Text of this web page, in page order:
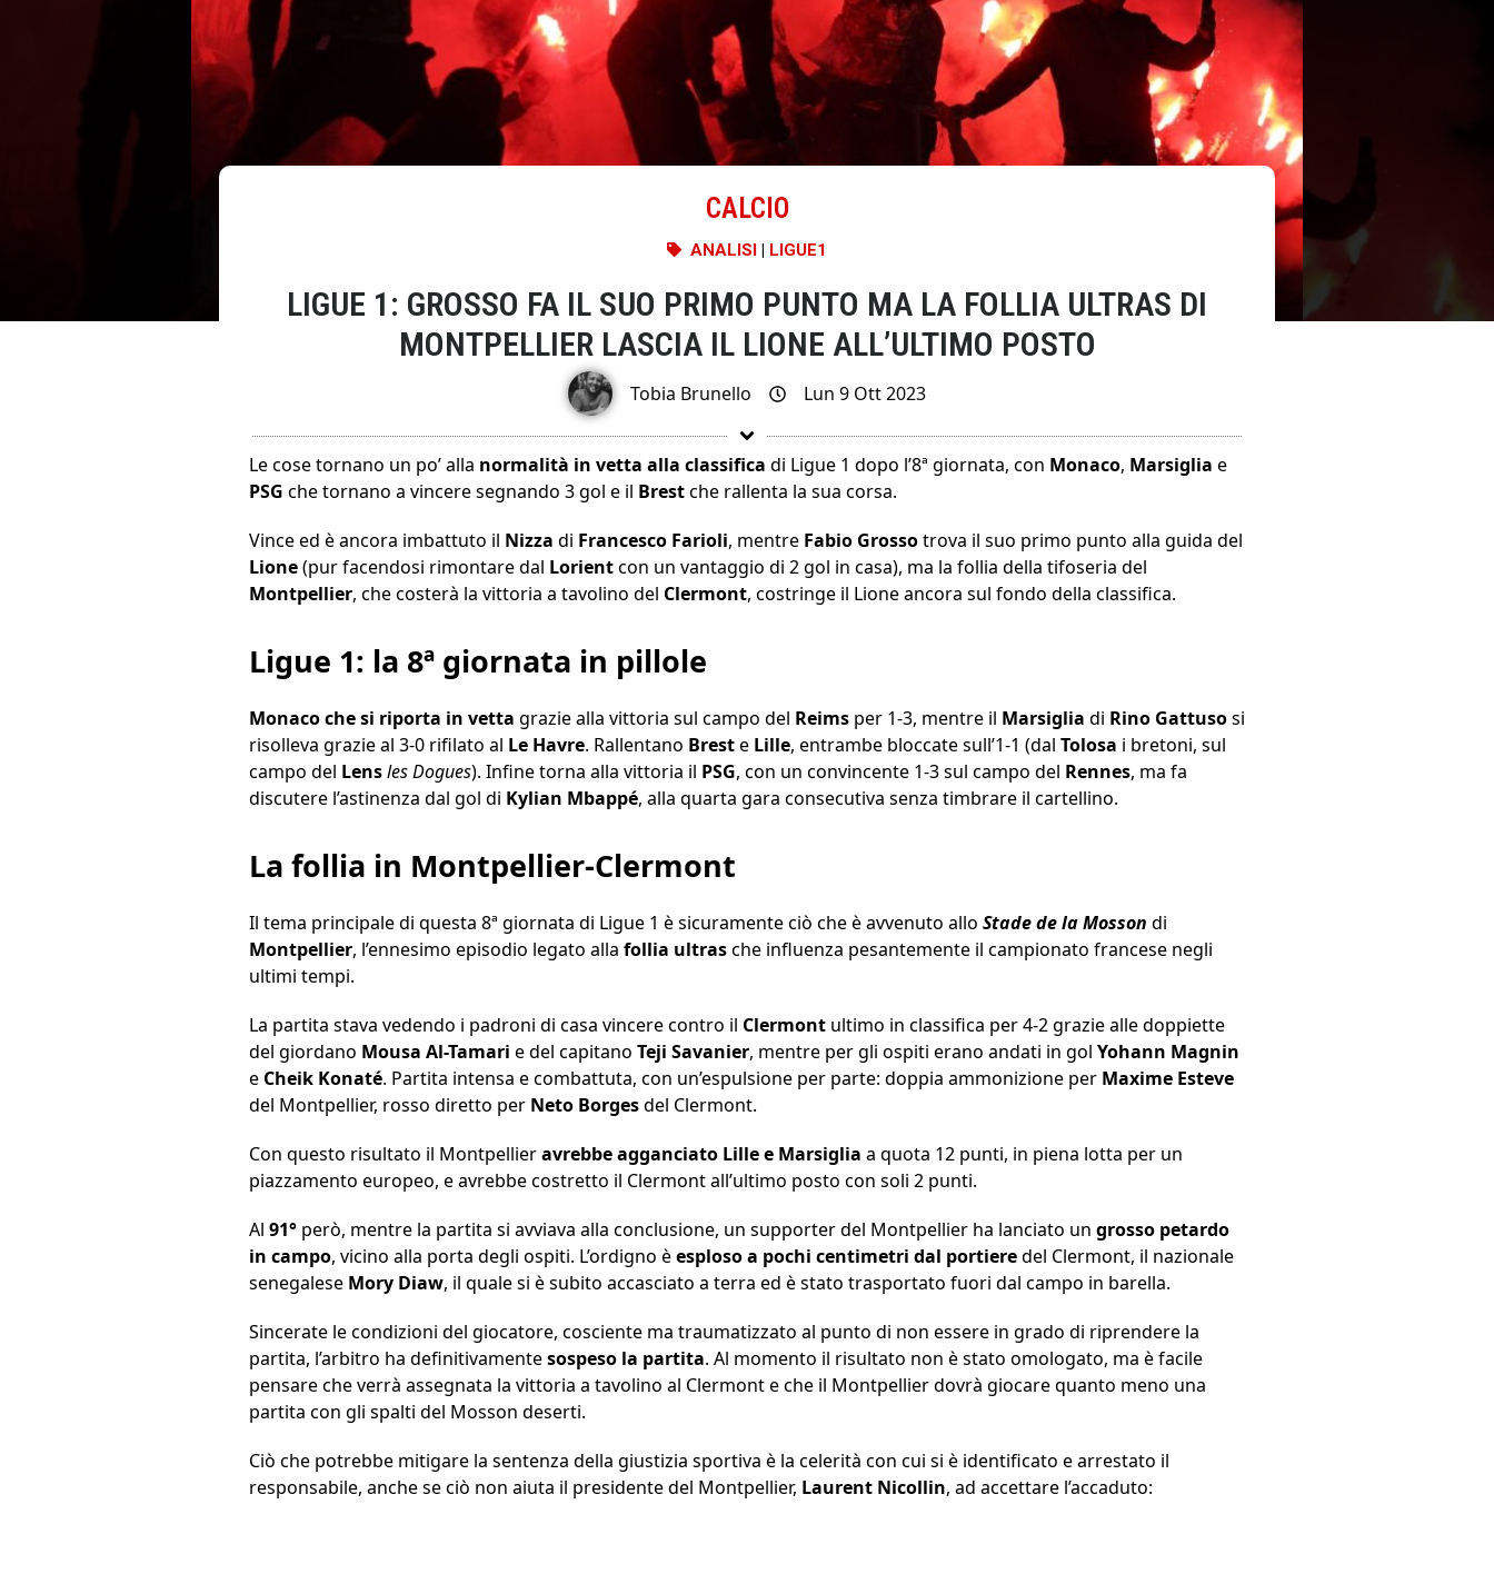
CALCIO
ANALISI | LIGUE1
LIGUE 1: GROSSO FA IL SUO PRIMO PUNTO MA LA FOLLIA ULTRAS DI
MONTPELLIER LASCIA IL LIONE ALL’ULTIMO POSTO
Tobia Brunello Lun 9 Ott 2023
Le cose tornano un po’ alla normalità in vetta alla classifica di Ligue 1 dopo l’8ª giornata, con Monaco, Marsiglia e
PSG che tornano a vincere segnando 3 gol e il Brestche rallenta la sua corsa.
Vince ed è ancora imbattuto il Nizza di Francesco Farioli, mentre Fabio Grossotrova il suo primo punto alla guida del
Lione(pur facendosi rimontare dal Lorientcon un vantaggio di 2 gol in casa), ma la follia della tifoseria del
Montpellier, che costerà la vittoria a tavolino del Clermont, costringe il Lione ancora sul fondo della classifica.
Ligue 1: la 8ª giornata in pillole
Monaco che si riporta in vetta grazie alla vittoria sul campo del Reims per 1-3, mentre il Marsiglia di Rino Gattusosi
risolleva grazie al 3-0 rifilato al Le Havre. Rallentano Breste Lille, entrambe bloccate sull’1-1 (dal Tolosa i bretoni, sul
campo del Lensles Dogues). Infine torna alla vittoria il PSG, con un convincente 1-3 sul campo del Rennes, ma fa
discutere l’astinenza dal gol di Kylian Mbappé, alla quarta gara consecutiva senza timbrare il cartellino.
La follia in Montpellier-Clermont
Il tema principale di questa 8ª giornata di Ligue 1 è sicuramente ciò che è avvenuto allo Stade de la Mosson di
Montpellier, l’ennesimo episodio legato alla follia ultrasche influenza pesantemente il campionato francese negli
ultimi tempi.
La partita stava vedendo i padroni di casa vincere contro il Clermont ultimo in classifica per 4-2 grazie alle doppiette
del giordano Mousa Al-Tamari e del capitano Teji Savanier, mentre per gli ospiti erano andati in gol Yohann Magnin
e Cheik Konaté. Partita intensa e combattuta, con un’espulsione per parte: doppia ammonizione per Maxime Esteve
del Montpellier, rosso diretto per Neto Borgesdel Clermont.
Con questo risultato il Montpellieravrebbe agganciato Lille e Marsiglia a quota 12 punti, in piena lotta per un
piazzamento europeo, e avrebbe costretto il Clermont all’ultimo posto con soli 2 punti.
Al 91° però, mentre la partita si avviava alla conclusione, un supporter del Montpellier ha lanciato un grosso petardo
in campo, vicino alla porta degli ospiti. L’ordigno èesploso a pochi centimetri dal portieredel Clermont, il nazionale
senegalese Mory Diaw, il quale si è subito accasciato a terra ed è stato trasportato fuori dal campo in barella.
Sincerate le condizioni del giocatore, cosciente ma traumatizzato al punto di non essere in grado di riprendere la
partita, l’arbitro ha definitivamentesospeso la partita. Al momento il risultato non è stato omologato, ma è facile
pensare che verrà assegnata la vittoria a tavolino al Clermont e che il Montpellier dovrà giocare quanto meno una
partita con gli spalti del Mosson deserti.
Ciò che potrebbe mitigare la sentenza della giustizia sportiva è la celerità con cui si è identificato e arrestato il
responsabile, anche se ciò non aiuta il presidente del Montpellier, Laurent Nicollin, ad accettare l’accaduto: